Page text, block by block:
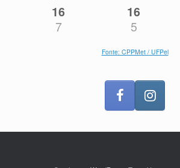
16
7
16
5
Fonte: CPPMet / UFPel